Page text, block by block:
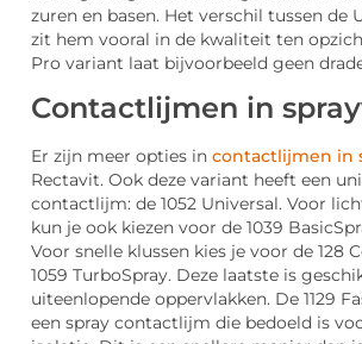
zuren en basen. Het verschil tussen de
zit hem vooral in de kwaliteit ten
Pro variant laat bijvoorbeeld geen
Contactlijmen in
Er zijn meer opties in contactlijmen in
Rectavit. Ook deze variant heeft een
contactlijm: de 1052 Universal. Voor
kun je ook kiezen voor de 1039
Voor snelle klussen kies je voor de 128
1059 TurboSpray. Deze laatste is
uiteenlopende oppervlakken. De 1129
een spray contactlijm die bedoeld is